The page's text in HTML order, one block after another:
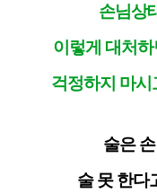
손님상
이렇게 대처
걱정하지 마시
술은
술 못 한다